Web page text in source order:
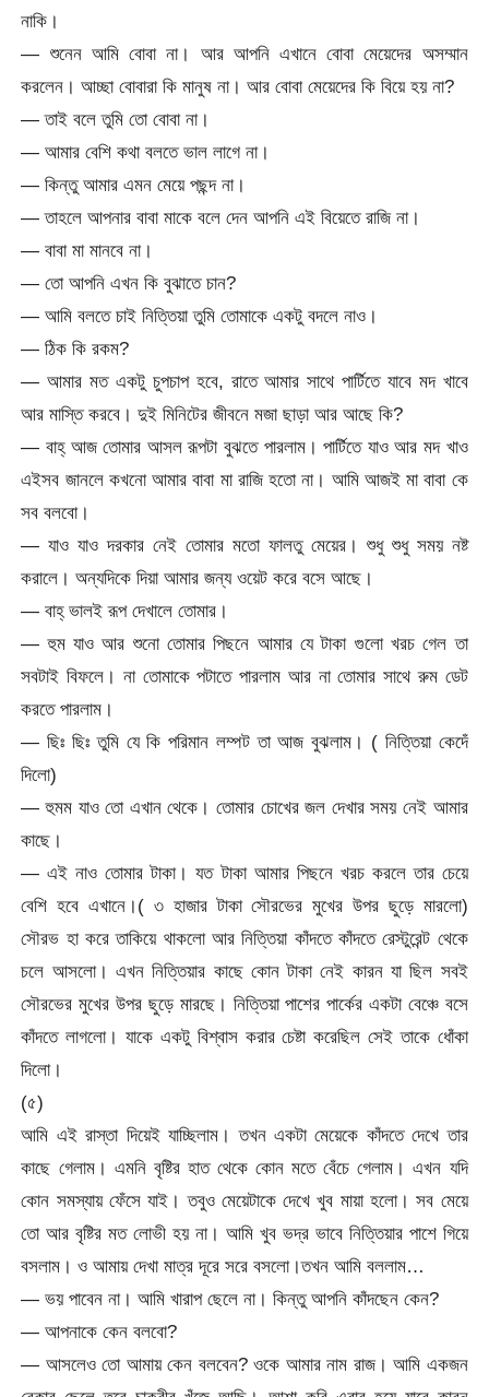
নাকি।
— শুনেন আমি বোবা না। আর আপনি এখানে বোবা মেয়েদের অসম্মান
করলেন। আচ্ছা বোবারা কি মানুষ না। আর বোবা মেয়েদের কি বিয়ে হয় না?
— তাই বলে তুমি তো বোবা না।
— আমার বেশি কথা বলতে ভাল লাগে না।
— কিন্তু আমার এমন মেয়ে পছন্দ না।
— তাহলে আপনার বাবা মাকে বলে দেন আপনি এই বিয়েতে রাজি না।
— বাবা মা মানবে না।
— তো আপনি এখন কি বুঝাতে চান?
— আমি বলতে চাই নিত্তিয়া তুমি তোমাকে একটু বদলে নাও।
— ঠিক কি রকম?
— আমার মত একটু চুপচাপ হবে, রাতে আমার সাথে পার্টিতে যাবে মদ খাবে
আর মাস্তি করবে। দুই মিনিটের জীবনে মজা ছাড়া আর আছে কি?
— বাহ্ আজ তোমার আসল রূপটা বুঝতে পারলাম। পার্টিতে যাও আর মদ খাও
এইসব জানলে কখনো আমার বাবা মা রাজি হতো না। আমি আজই মা বাবা কে
সব বলবো।
— যাও যাও দরকার নেই তোমার মতো ফালতু মেয়ের। শুধু শুধু সময় নষ্ট
করালে। অন্যদিকে দিয়া আমার জন্য ওয়েট করে বসে আছে।
— বাহ্ ভালই রূপ দেখালে তোমার।
— হুম যাও আর শুনো তোমার পিছনে আমার যে টাকা গুলো খরচ গেল তা
সবটাই বিফলে। না তোমাকে পটাতে পারলাম আর না তোমার সাথে রুম ডেট
করতে পারলাম।
— ছিঃ ছিঃ তুমি যে কি পরিমান লম্পট তা আজ বুঝলাম। ( নিত্তিয়া কেদেঁ
দিলো)
— হুমম যাও তো এখান থেকে। তোমার চোখের জল দেখার সময় নেই আমার
কাছে।
— এই নাও তোমার টাকা। যত টাকা আমার পিছনে খরচ করলে তার চেয়ে
বেশি হবে এখানে।( ৩ হাজার টাকা সৌরভের মুখের উপর ছুড়ে মারলো)
সৌরভ হা করে তাকিয়ে থাকলো আর নিত্তিয়া কাঁদতে কাঁদতে রেস্টুরেন্ট থেকে
চলে আসলো। এখন নিত্তিয়ার কাছে কোন টাকা নেই কারন যা ছিল সবই
সৌরভের মুখের উপর ছুড়ে মারছে। নিত্তিয়া পাশের পার্কের একটা বেঞ্চে বসে
কাঁদতে লাগলো। যাকে একটু বিশ্বাস করার চেষ্টা করেছিল সেই তাকে ধোঁকা
দিলো।
(৫)
আমি এই রাস্তা দিয়েই যাচ্ছিলাম। তখন একটা মেয়েকে কাঁদতে দেখে তার
কাছে গেলাম। এমনি বৃষ্টির হাত থেকে কোন মতে বেঁচে গেলাম। এখন যদি
কোন সমস্যায় ফেঁসে যাই। তবুও মেয়েটাকে দেখে খুব মায়া হলো। সব মেয়ে
তো আর বৃষ্টির মত লোভী হয় না। আমি খুব ভদ্র ভাবে নিত্তিয়ার পাশে গিয়ে
বসলাম। ও আমায় দেখা মাত্র দূরে সরে বসলো।তখন আমি বললাম…
— ভয় পাবেন না। আমি খারাপ ছেলে না। কিন্তু আপনি কাঁদছেন কেন?
— আপনাকে কেন বলবো?
— আসলেও তো আমায় কেন বলবেন? ওকে আমার নাম রাজ। আমি একজন